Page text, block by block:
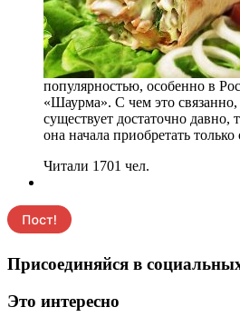
популярностью, особенно в
«Шаурма». С чем это
существует достаточно давно,
она начала приобретать только
Читали 1701 чел.
Присоединяйся в
Это интересно